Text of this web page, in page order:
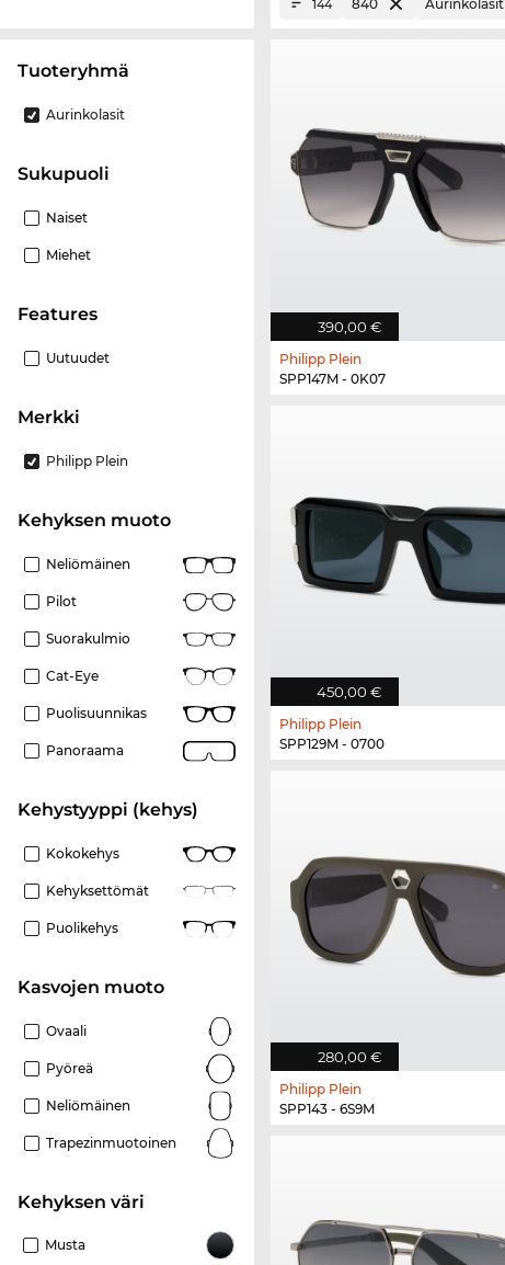
Tuoteryhmä
Aurinkolasit
Sukupuoli
Naiset
Miehet
Features
Uutuudet
Merkki
Philipp Plein
Kehyksen muoto
Neliömäinen
Pilot
Suorakulmio
Cat-Eye
Puolisuunnikas
Panoraama
Kehystyyppi (kehys)
Kokokehys
Kehyksettömät
Puolikehys
Kasvojen muoto
Ovaali
Pyöreä
Neliömäinen
Trapezinmuotoinen
Kehyksen väri
Musta
144 840 Aurinkolasit
390,00 €
Philipp Plein
SPP147M - 0K07
450,00 €
Philipp Plein
SPP129M - 0700
280,00 €
Philipp Plein
SPP143 - 6S9M